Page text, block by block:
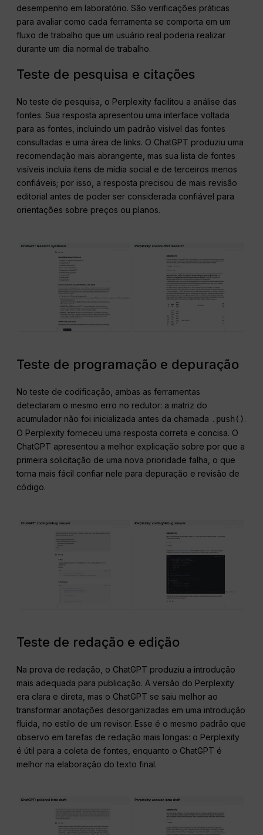
desempenho em laboratório. São verificações práticas
para avaliar como cada ferramenta se comporta em um
fluxo de trabalho que um usuário real poderia realizar
durante um dia normal de trabalho.
Teste de pesquisa e citações
No teste de pesquisa, o Perplexity facilitou a análise das
fontes. Sua resposta apresentou uma interface voltada
para as fontes, incluindo um padrão visível das fontes
consultadas e uma área de links. O ChatGPT produziu uma
recomendação mais abrangente, mas sua lista de fontes
visíveis incluía itens de mídia social e de terceiros menos
confiáveis; por isso, a resposta precisou de mais revisão
editorial antes de poder ser considerada confiável para
orientações sobre preços ou planos.
Teste de programação e depuração
No teste de codificação, ambas as ferramentas
detectaram o mesmo erro no redutor: a matriz do
acumulador não foi inicializada antes da chamada .push().
O Perplexity forneceu uma resposta correta e concisa. O
ChatGPT apresentou a melhor explicação sobre por que a
primeira solicitação de uma nova prioridade falha, o que
torna mais fácil confiar nele para depuração e revisão de
código.
Teste de redação e edição
Na prova de redação, o ChatGPT produziu a introdução
mais adequada para publicação. A versão do Perplexity
era clara e direta, mas o ChatGPT se saiu melhor ao
transformar anotações desorganizadas em uma introdução
fluida, no estilo de um revisor. Esse é o mesmo padrão que
observo em tarefas de redação mais longas: o Perplexity
é útil para a coleta de fontes, enquanto o ChatGPT é
melhor na elaboração do texto final.